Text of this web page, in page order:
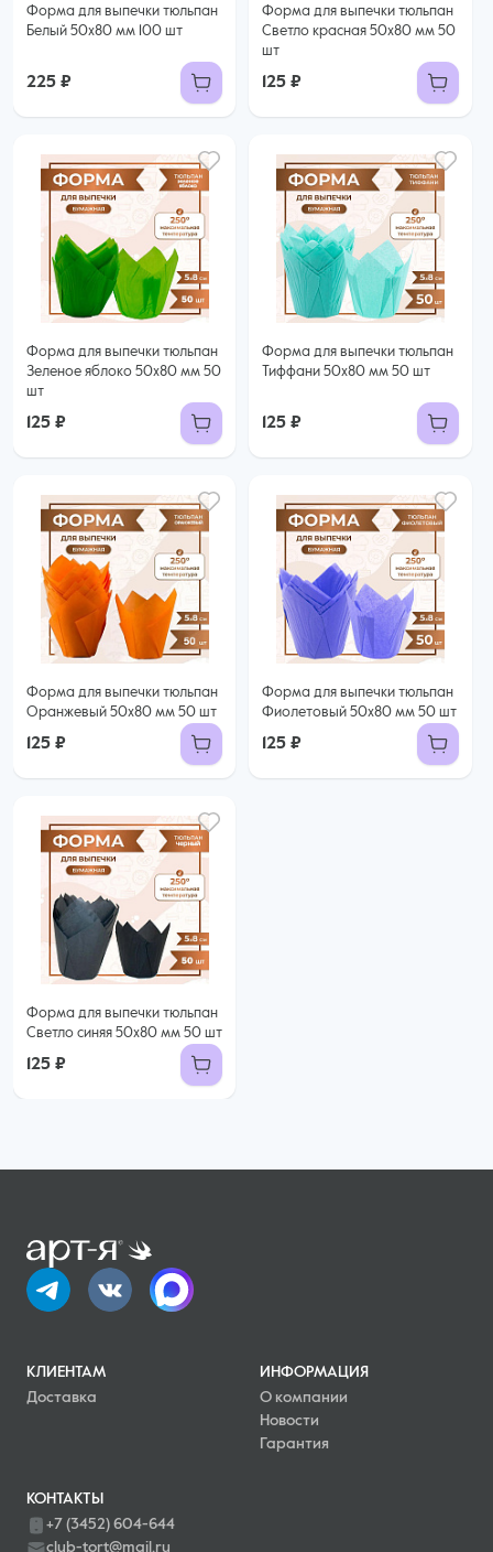
Форма для выпечки тюльпан
Белый 50x80 мм 100 шт
225 ₽
Форма для выпечки тюльпан
Светло красная 50x80 мм 50
шт
125 ₽
Форма для выпечки тюльпан
Зеленое яблоко 50x80 мм 50
шт
125 ₽
Форма для выпечки тюльпан
Тиффани 50x80 мм 50 шт
125 ₽
Форма для выпечки тюльпан
Оранжевый 50x80 мм 50 шт
125 ₽
Форма для выпечки тюльпан
Фиолетовый 50x80 мм 50 шт
125 ₽
Форма для выпечки тюльпан
Светло синяя 50x80 мм 50 шт
125 ₽
КЛИЕНТАМ
Доставка
ИНФОРМАЦИЯ
О компании
Новости
Гарантия
КОНТАКТЫ
+7 (3452) 604-644
club-tort@mail.ru